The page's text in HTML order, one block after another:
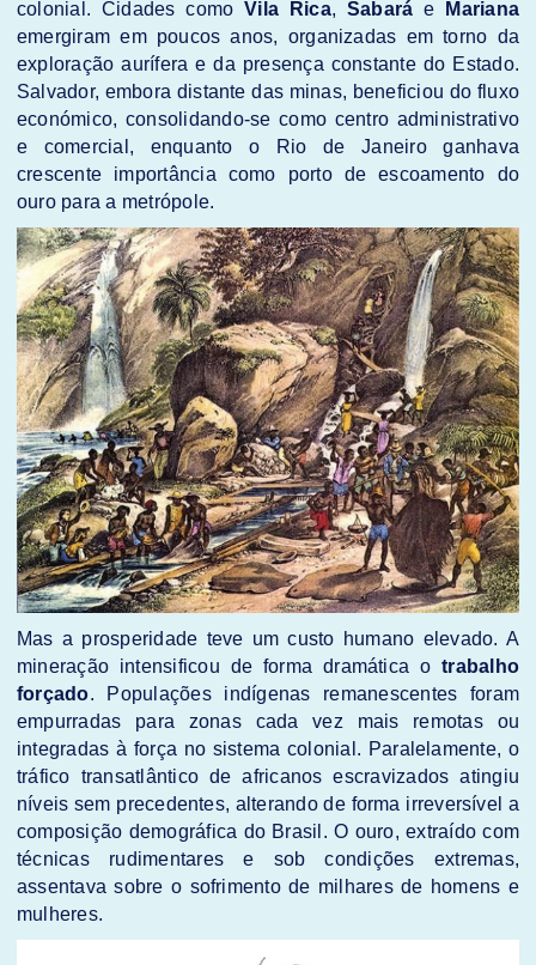
colonial. Cidades comoVila Rica, Sabará e
Mariana
emergiram em poucos anos, organizadas em torno da
exploração aurífera e da presença constante do Estado.
Salvador, embora distante das minas, beneficiou do fluxo
económico, consolidando-se como centro administrativo
e comercial, enquanto o Rio de Janeiro ganhava
crescente importância como porto de escoamento do
ouro para a metrópole.
Mas a prosperidade teve um custo humano elevado. A
mineração intensificou de forma dramática otrabalho
forçado. Populações indígenas remanescentes foram
empurradas para zonas cada vez mais remotas ou
integradas à força no sistema colonial. Paralelamente, o
tráfico transatlântico de africanos escravizados atingiu
níveis sem precedentes, alterando de forma irreversível a
composição demográfica do Brasil. O ouro, extraído com
técnicas rudimentares e sob condições extremas,
assentava sobre o sofrimento de milhares de homens e
mulheres.